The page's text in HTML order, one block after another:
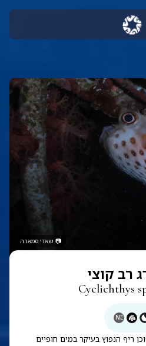
📷 שאדי סמארה
רב קוצי
Cyclichthys
NE
ריף הנפוץ בעיקר במים חופיים